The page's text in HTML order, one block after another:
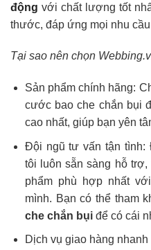
động với chất lượng tốt
thước, đáp ứng mọi nhu
Tại sao nên chọn
Sản phẩm chính hãng:
cước bao che chắn bụi
cao nhất, giúp bạn yên
Đội ngũ tư vấn tận tình:
tôi luôn sẵn sàng hỗ
phẩm phù hợp nhất
mình. Bạn có thể tham
che chắn bụi để có cái
Dịch vụ giao hàng